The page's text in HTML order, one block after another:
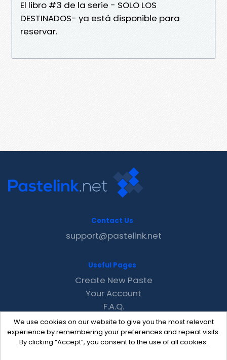
El libro #3 de la serie - SOLO LOS
DESTINADOS- ya está disponible para
reservar.
We use cookies on our website to give you the most relevant
experience by remembering your preferences and repeat visits.
By clicking “Accept”, you consent to the use of all cookies.
Contact Us
support@pastelink.net
Useful Pages
Create New Paste
Your Account
F.A.Q.
Recent
Contact